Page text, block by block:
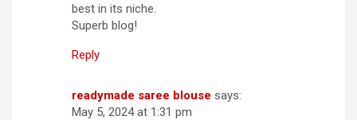
best in its niche.
Superb blog!
Reply
readymade saree blouse says:
May 5, 2024 at 1:31 pm